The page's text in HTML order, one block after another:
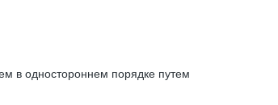
в одностороннем порядке путем